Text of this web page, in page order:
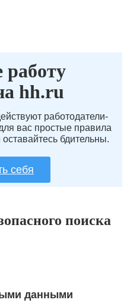
работу
hh.ru
работодатели-
вас простые правила
бдительны.
себя
поиска
данными